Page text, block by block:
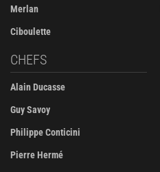
Merlan
Ciboulette
CHEFS
Alain Ducasse
Guy Savoy
Philippe Conticini
Pierre Hermé